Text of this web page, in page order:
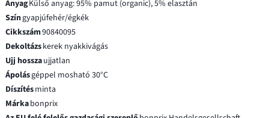
AnyagKülső anyag: 95% pamut (organic), 5% elasztán
Színgyapjúfehér/égkék
Cikkszám90840095
Dekoltázskerek nyakkivágás
Ujj hosszaujjatlan
Ápolásgéppel mosható 30°C
Díszítésminta
Márkabonprix